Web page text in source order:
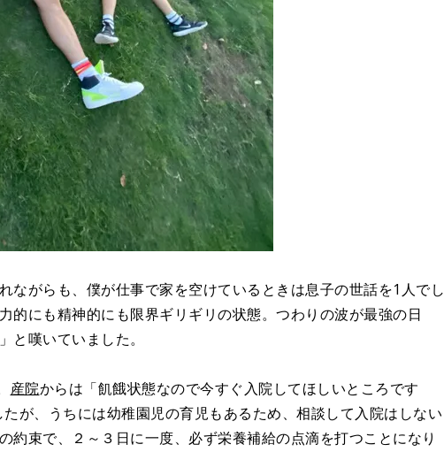
ながらも、僕が仕事で家を空けているときは息子の世話を1人でし
的にも精神的にも限界ギリギリの状態。つわりの波が最強の日
と嘆いていました。
産院からは「飢餓状態なので今すぐ入院してほしいところです
が、うちには幼稚園児の育児もあるため、相談して入院はしない
約束で、２～３日に一度、必ず栄養補給の点滴を打つことになり